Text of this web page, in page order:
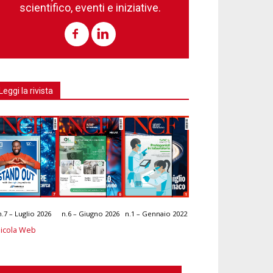
scientifico, eventi e iniziative.
la rivista
– Luglio 2026 n.6 – Giugno 2026 n.1 – Gennaio 2022
Web